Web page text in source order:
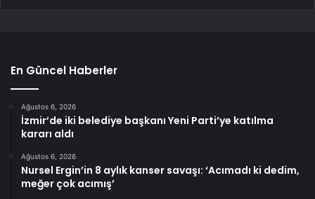
En Güncel Haberler
Ağustos 6, 2026
İzmir’de iki belediye başkanı Yeni Parti’ye katılma
kararı aldı
Ağustos 6, 2026
Nursel Ergin’in 8 aylık kanser savaşı: ‘Acımadı ki dedim,
meğer çok acımış’